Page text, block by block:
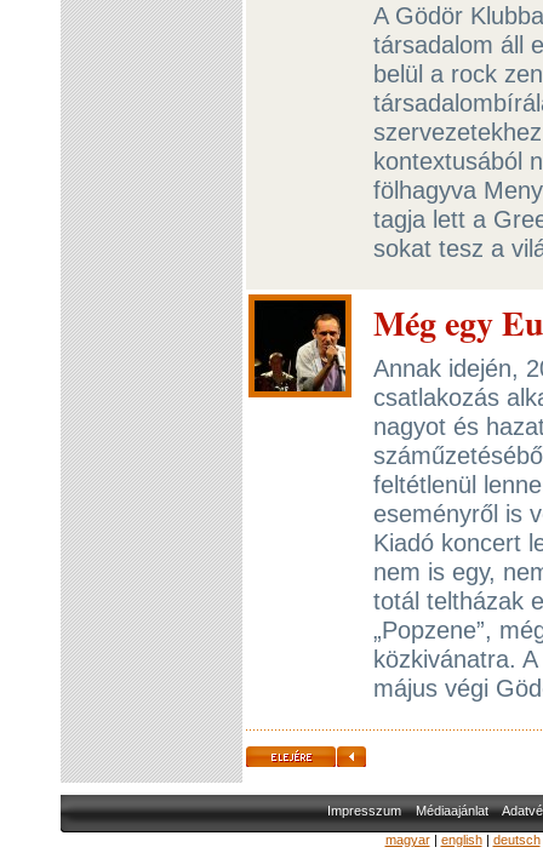
A Gödör
társadalom áll
belül a rock
kontextusából
fölhagyva
tagja lett a
sokat tesz a
Még egy
Annak idején,
csatlakozás
nagyot és
feltétlenül
eseményről is
Kiadó koncert
nem is egy,
totál teltházak
„Popzene”,
közkivánatra.
május végi
Impresszum Médiaajánlat
magyar| english| deutsch